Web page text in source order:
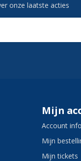
onze laatste acties
Mijn
Account
Mijn
Mijn tickets